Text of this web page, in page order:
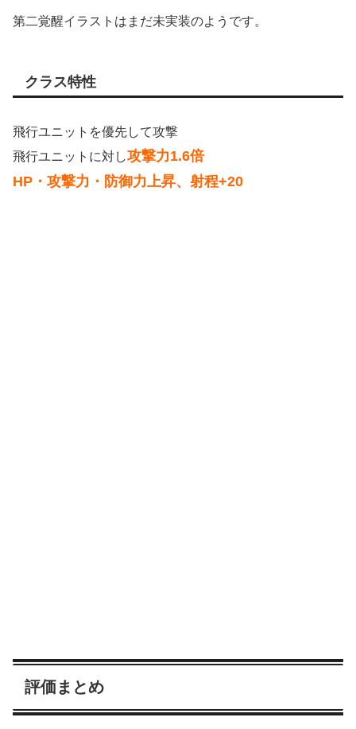
第二覚醒イラストはまだ未実装のようです。
クラス特性
飛行ユニットを優先して攻撃
飛行ユニットに対し攻撃力1.6倍
HP・攻撃力・防御力上昇、射程+20
評価まとめ